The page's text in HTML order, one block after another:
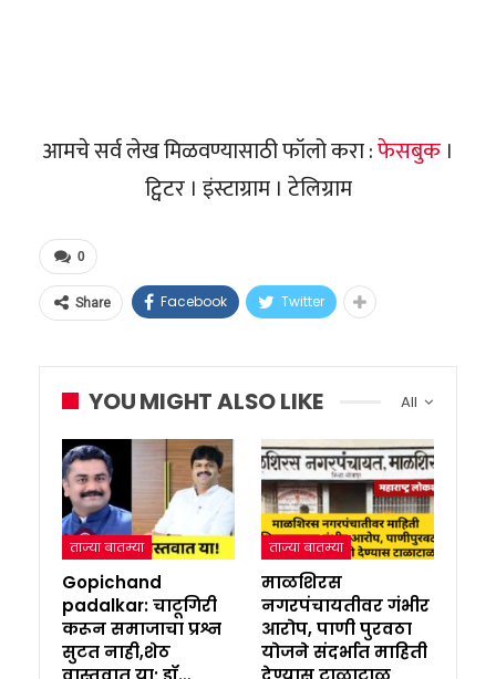
आमचे सर्व लेख मिळवण्यासाठी फॉलो करा :फेसबुक ।
ट्विटर । इंस्टाग्राम । टेलिग्राम
0
Share Facebook Twitter
All
YOU MIGHT ALSO LIKE
ताज्या बातम्या
Gopichand
padalkar: चाटूगिरी
करून समाजाचा प्रश्न
सुटत नाही,शेठ
ताज्या बातम्या
माळशिरस
नगरपंचायतीवर गंभीर
आरोप, पाणी पुरवठा
योजने संदर्भात माहिती